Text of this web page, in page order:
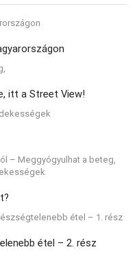
itt a Street View!
– Meggyógyulhat a beteg,
étel – 1. rész
étel – 2. rész